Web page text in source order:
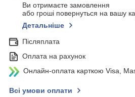
Ви отримаєте замовлення
або гроші повернуться на вашу
Детальніше
Післяплата
Оплата на рахунок
Онлайн-оплата карткою Visa,
Всі умови оплати